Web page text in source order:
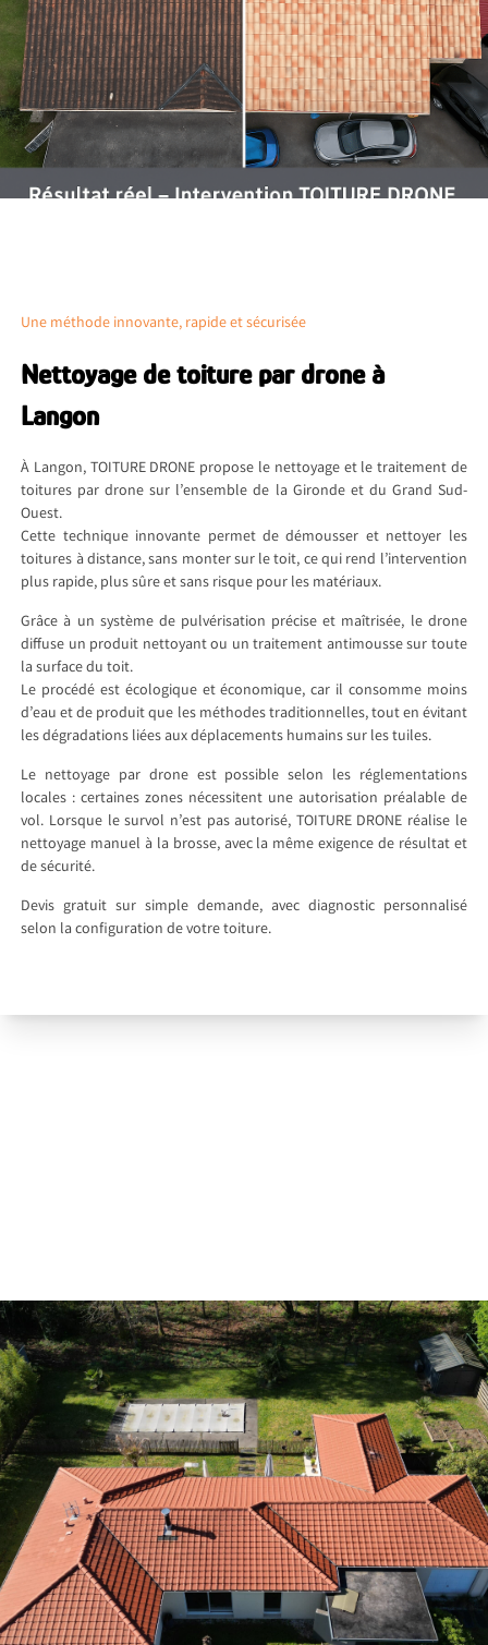
Une méthode innovante, rapide et sécurisée
Nettoyage de toiture par drone à
Langon
À Langon, TOITURE DRONE propose le nettoyage et le traitement de
toitures par drone sur l’ensemble de la Gironde et du Grand Sud-
Ouest.
Cette technique innovante permet de démousser et nettoyer les
toitures à distance, sans monter sur le toit, ce qui rend l’intervention
plus rapide, plus sûre et sans risque pour les matériaux.
Grâce à un système de pulvérisation précise et maîtrisée, le drone
diffuse un produit nettoyant ou un traitement antimousse sur toute
la surface du toit.
Le procédé est écologique et économique, car il consomme moins
d’eau et de produit que les méthodes traditionnelles, tout en évitant
les dégradations liées aux déplacements humains sur les tuiles.
Le nettoyage par drone est possible selon les réglementations
locales : certaines zones nécessitent une autorisation préalable de
vol. Lorsque le survol n’est pas autorisé, TOITURE DRONE réalise le
nettoyage manuel à la brosse, avec la même exigence de résultat et
de sécurité.
Devis gratuit sur simple demande, avec diagnostic personnalisé
selon la configuration de votre toiture.